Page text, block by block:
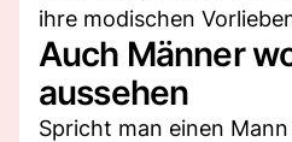
ihre modischen
Auch Männer
aussehen
Spricht man einen